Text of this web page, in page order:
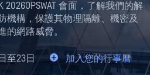
2026OPSWAT 會面，了解我們的解
機構，保護其物理隔離、機密及
的網路威脅。
至23日 加入您的行事曆